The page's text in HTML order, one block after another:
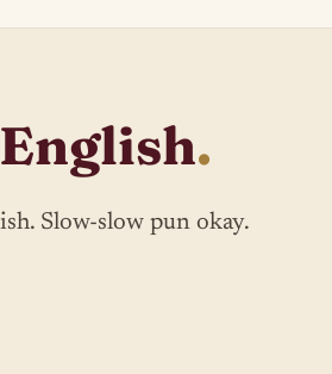
.
Slow-slow pun okay.